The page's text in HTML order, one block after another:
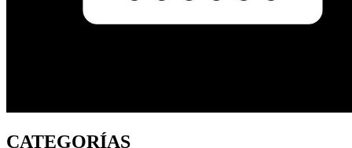
CATEGORÍAS